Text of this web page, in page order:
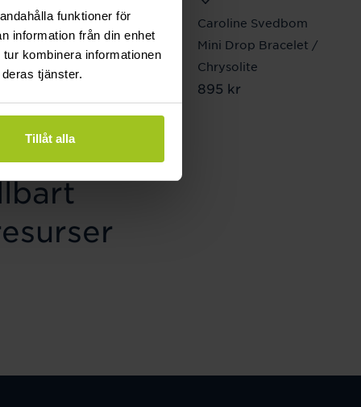
funktioner för
information från din enhet
kombinera informationen
tjänster.
Tillåt alla
Sif Jakobs Jewellery
Halsband Princess
Piccolo
Caroline Svedbom
Mini Drop Bracelet /
Chrysolite
Pris:895 kr
895 kr